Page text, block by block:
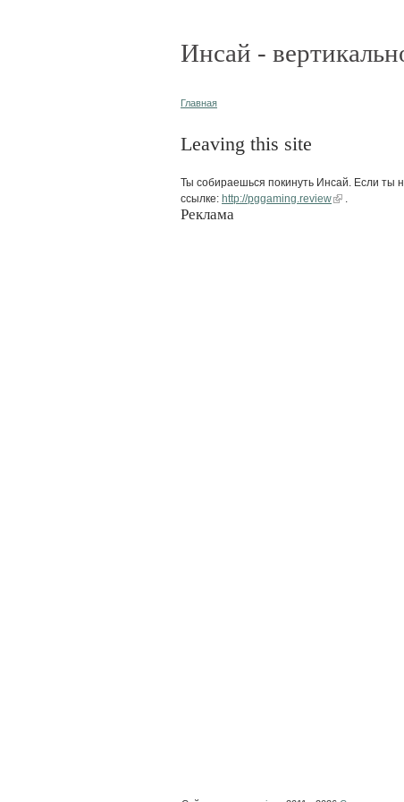
Инсай -
Главная
Leaving this site
Ты собираешься покинуть Инсай. Если ты
ссылке: http://pggaming.review
Реклама